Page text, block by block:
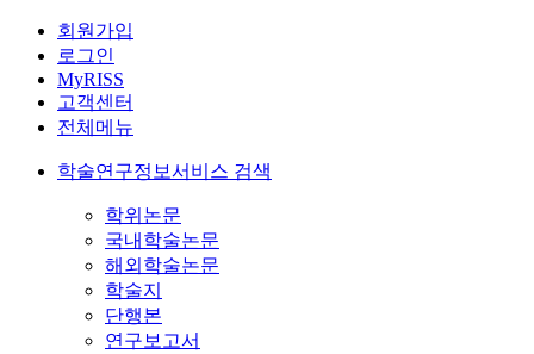
회원가입
로그인
MyRISS
고객센터
전체메뉴
학술연구정보서비스 검색
학위논문
국내학술논문
해외학술논문
학술지
단행본
연구보고서